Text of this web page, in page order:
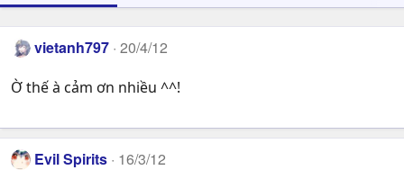
vietanh797 20/4/12
Ờ thế à cảm ơn nhiều ^^!
Evil Spirits 16/3/12